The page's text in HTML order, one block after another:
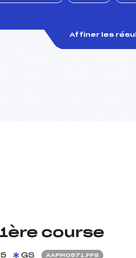
Affiner les
1ère course
GS AAPM0571.FFS